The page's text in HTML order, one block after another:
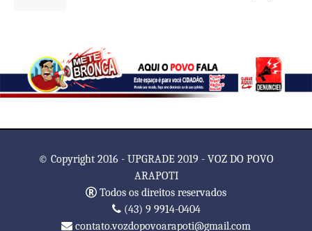
© Copyright 2016 - UPGRADE 2019 - VOZ DO POVO
ARAPOTI
Todos os direitos reservados
(43) 9 9914-0404
contato.vozdopovoarapoti@gmail.com